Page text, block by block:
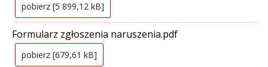
pobierz [5 899,12 kB]
Formularz zgłoszenia naruszenia.pdf
pobierz [679,61 kB]